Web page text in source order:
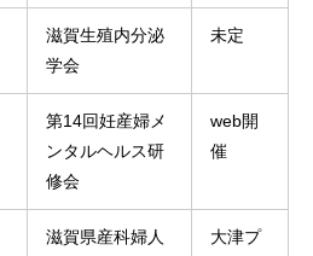
滋賀生殖内分泌
学会
未定
第14回妊産婦メ
ンタルヘルス研
修会
web開
催
滋賀県産科婦人
大津プ